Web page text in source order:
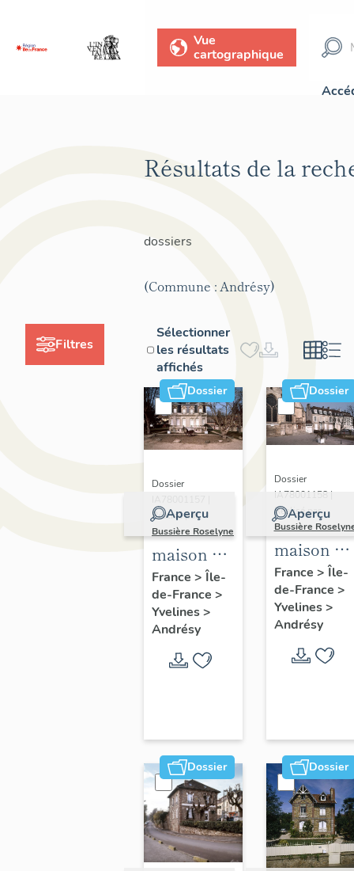
Vue
cartographique
Filtres
Résultats de la
dossiers
(Commune : Andrésy)
Sélectionner
les résultats
affichés
Dossier
Aperçu
Dossier
Réalisé par
Bussière Roselyne
maison de
villégiature,
boulevard
Noël-Marc
France > Île-
de-France >
Yvelines>
Andrésy
Dossier
Aperçu
Dossier
IA78001158 |
Réalisé par
Bussière
maison de
notable, 12
boulevard
Noël-Marc
France > Île-
de-France >
Yvelines>
Andrésy
Dossier Dossier